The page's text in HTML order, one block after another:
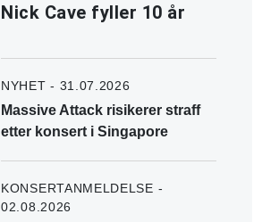
Nick Cave fyller 10 år
NYHET - 31.07.2026
Massive Attack risikerer straff
etter konsert i Singapore
KONSERTANMELDELSE -
02.08.2026